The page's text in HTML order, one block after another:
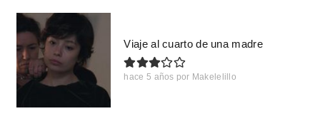
Viaje al cuarto de una madre
hace 5 años por Makelelillo